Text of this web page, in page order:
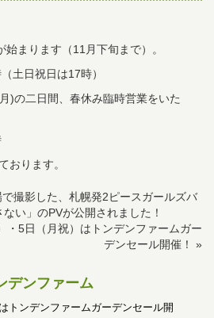
まります（11月下旬まで）。
土日祝日は17時）
)の二日間、春休み臨時営業をいた
おります。
撮影した、札幌発2ピースガールズバ
い」のPVが公開されました！
・5日（月祝）はトンデンファームガー
デンセール開催！
»
デンファーム
トンデンファームガーデンセール開